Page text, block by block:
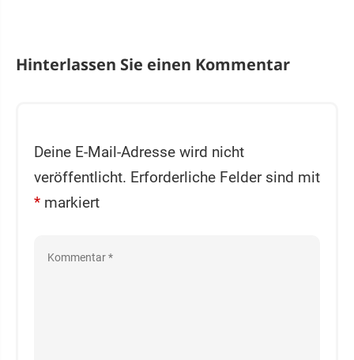
Hinterlassen Sie einen Kommentar
Deine E-Mail-Adresse wird nicht
veröffentlicht. Erforderliche Felder sind mit
* markiert